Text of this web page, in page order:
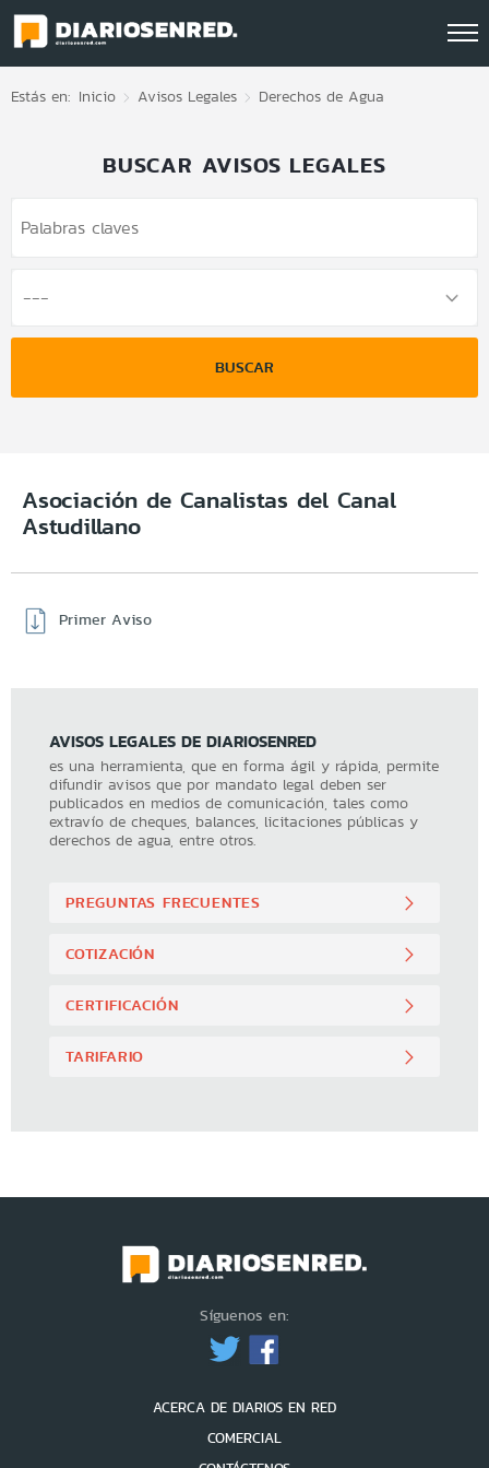
Click acá para ir directamente al contenido
Estás en: Inicio Avisos Legales Derechos de Agua
BUSCAR AVISOS LEGALES
BUSCAR
Asociación de Canalistas del Canal
Astudillano
Primer Aviso
AVISOS LEGALES DE DIARIOSENRED
es una herramienta, que en forma ágil y rápida, permite
difundir avisos que por mandato legal deben ser
publicados en medios de comunicación, tales como
extravío de cheques, balances, licitaciones públicas y
derechos de agua, entre otros.
PREGUNTAS FRECUENTES
COTIZACIÓN
CERTIFICACIÓN
TARIFARIO
Síguenos en:
ACERCA DE DIARIOS EN RED
COMERCIAL